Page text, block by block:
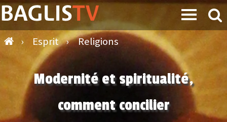
› Esprit › Religions
Modernité et spiritualité,
comment concilier